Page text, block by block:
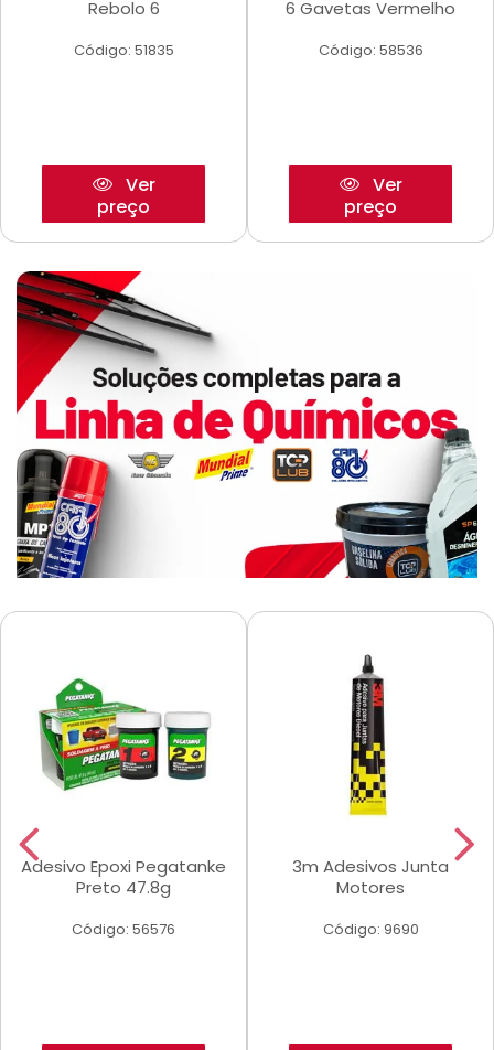
Rebolo 6
Código: 51835
Ver
preço
6 Gavetas Vermelho
Código: 58536
Ver
preço
Adesivo Epoxi Pegatanke
Preto 47.8g
Código: 56576
3m Adesivos Junta
Motores
Código: 9690